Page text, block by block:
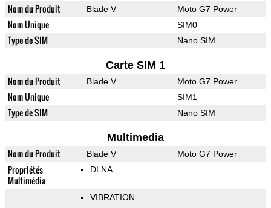
Nom du Produit Blade V Moto G7 Power
Nom Unique SIM0
Type de SIM Nano SIM
Carte SIM 1
Nom du Produit Blade V Moto G7 Power
Nom Unique SIM1
Type de SIM Nano SIM
Multimedia
Nom du Produit Blade V Moto G7 Power
Propriétés
Multimédia
DLNA
VIBRATION